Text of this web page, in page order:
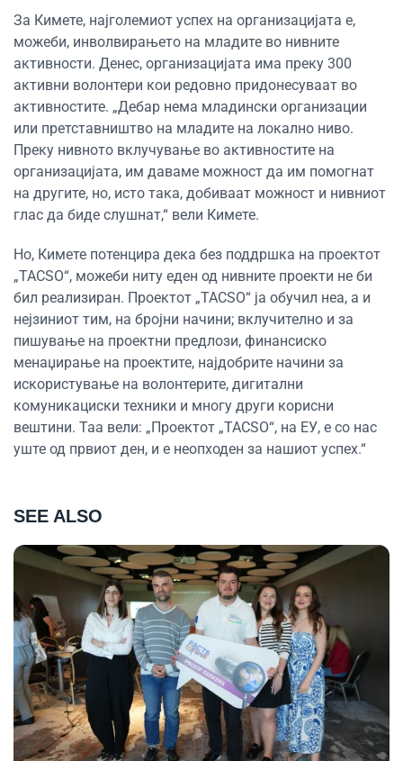
За Кимете, најголемиот успех на организацијата е,
можеби, инволвирањето на младите во нивните
активности. Денес, организацијата има преку 300
активни волонтери кои редовно придонесуваат во
активностите. „Дебар нема младински организации
или претставништво на младите на локално ниво.
Преку нивното вклучување во активностите на
организацијата, им даваме можност да им помогнат
на другите, но, исто така, добиваат можност и нивниот
глас да биде слушнат,“ вели Кимете.
Но, Кимете потенцира дека без поддршка на проектот
„TACSO“, можеби ниту еден од нивните проекти не би
бил реализиран. Проектот „TACSO“ ја обучил неа, а и
нејзиниот тим, на бројни начини; вклучително и за
пишување на проектни предлози, финансиско
менаџирање на проектите, најдобрите начини за
искористување на волонтерите, дигитални
комуникациски техники и многу други корисни
вештини. Таа вели: „Проектот „TACSO“, на ЕУ, е со нас
уште од првиот ден, и е неопходен за нашиот успех.“
SEE ALSO